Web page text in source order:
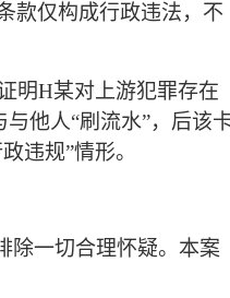
款仅构成行政违法，不
明H某对上游犯罪存在
与他人“刷流水”，后该
违规”情形。
除一切合理怀疑。本案